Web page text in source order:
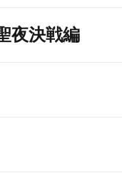
夜決戦編